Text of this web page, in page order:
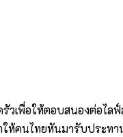
วเพื่อให้ตอบสนองต่อไล
ให้คนไทยหันมารับประท